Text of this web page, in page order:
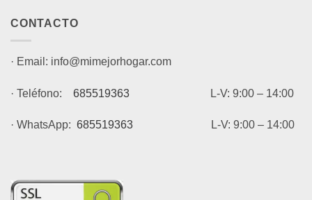
CONTACTO
· Email: info@mimejorhogar.com
· Teléfono: 685519363 L-V: 9:00 – 14:00
· WhatsApp: 685519363 L-V: 9:00 – 14:00